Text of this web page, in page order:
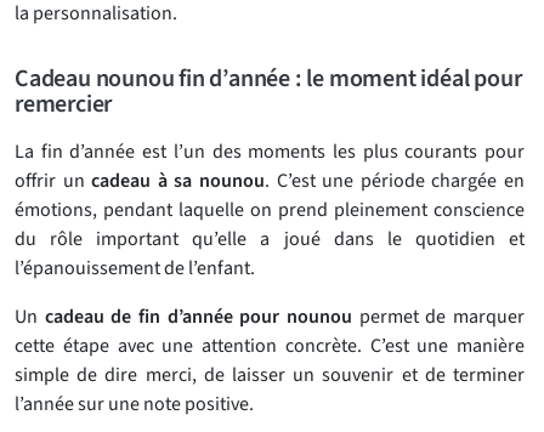
la personnalisation.
Cadeau nounou fin d’année : le moment idéal pour
remercier
La fin d’année est l’un des moments les plus courants pour
offrir uncadeau à sa nounou. C’est une période chargée en
émotions, pendant laquelle on prend pleinement conscience
du rôle important qu’elle a joué dans le quotidien et
l’épanouissement de l’enfant.
Un cadeau de fin d’année pour nounou permet de marquer
cette étape avec une attention concrète. C’est une manière
simple de dire merci, de laisser un souvenir et de terminer
l’année sur une note positive.